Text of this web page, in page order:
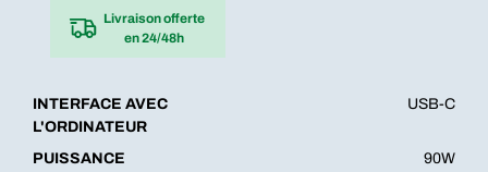
Livraison offerte
en 24/48h
INTERFACE AVEC
L'ORDINATEUR
USB-C
PUISSANCE
90W